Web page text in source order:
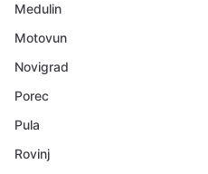
Medulin
Motovun
Novigrad
Porec
Pula
Rovinj